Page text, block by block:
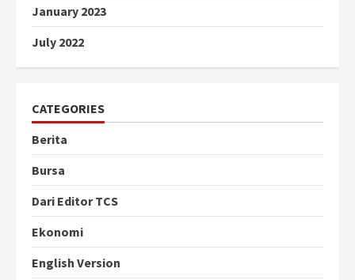
January 2023
July 2022
CATEGORIES
Berita
Bursa
Dari Editor TCS
Ekonomi
English Version